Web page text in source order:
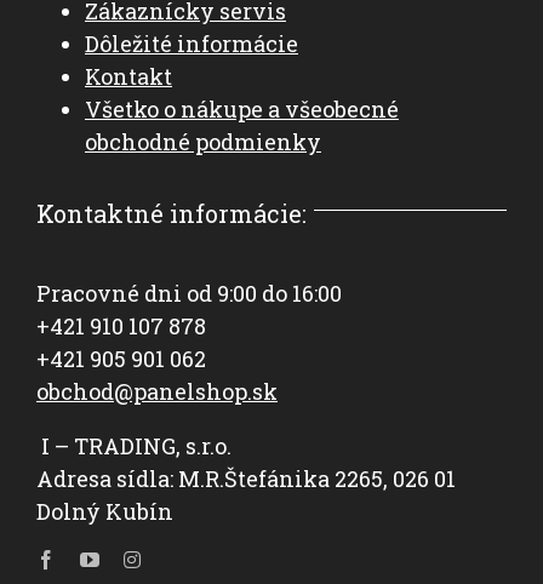
Zákaznícky servis
Dôležité informácie
Kontakt
Všetko o nákupe a všeobecné
obchodné podmienky
Kontaktné informácie:
Pracovné dni od 9:00 do 16:00
+421 910 107 878
+421 905 901 062
obchod@panelshop.sk
I – TRADING, s.r.o.
Adresa sídla: M.R.Štefánika 2265, 026 01
Dolný Kubín